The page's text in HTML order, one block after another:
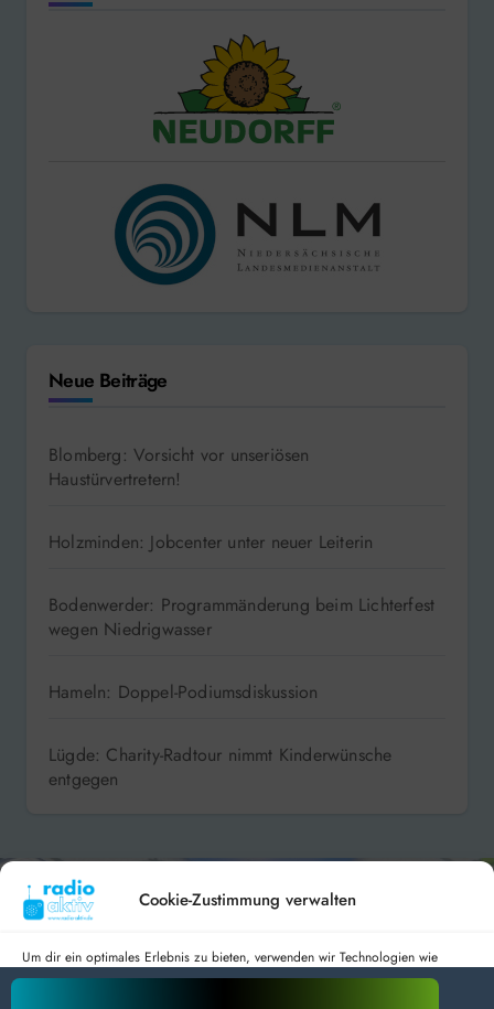
Cookie-Zustimmung verwalten
Um dir ein optimales Erlebnis zu bieten, verwenden wir Technologien wie
Cookies, um Geräteinformationen zu speichern und/oder darauf zuzugreifen.
Neue Beiträge
Blomberg: Vorsicht vor unseriösen
Haustürvertretern!
Holzminden: Jobcenter unter neuer Leiterin
Bodenwerder: Programmänderung beim Lichterfest
wegen Niedrigwasser
Hameln: Doppel-Podiumsdiskussion
Lügde: Charity-Radtour nimmt Kinderwünsche
entgegen